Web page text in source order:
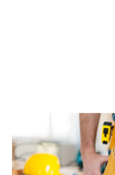
Service Bricoleur
Aide